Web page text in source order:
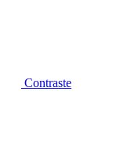
Contraste